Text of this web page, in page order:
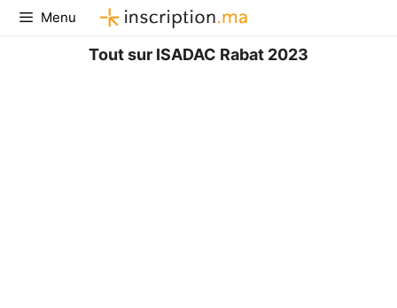
Aller
au
Menu
Tout sur ISADAC Rabat 2023